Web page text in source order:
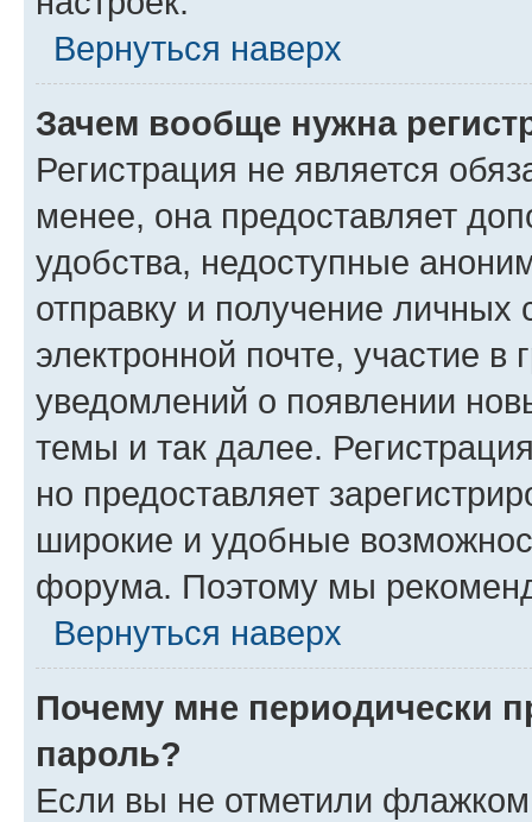
Вернуться наверх
Зачем вообще нужна
Регистрация не является
менее, она предоставляет
удобства, недоступные
отправку и получение
электронной почте, участие в
уведомлений о появлении
темы и так далее.
но предоставляет
широкие и удобные
форума. Поэтому мы
Вернуться наверх
Почему мне периодически
пароль?
Если вы не отметили флажком